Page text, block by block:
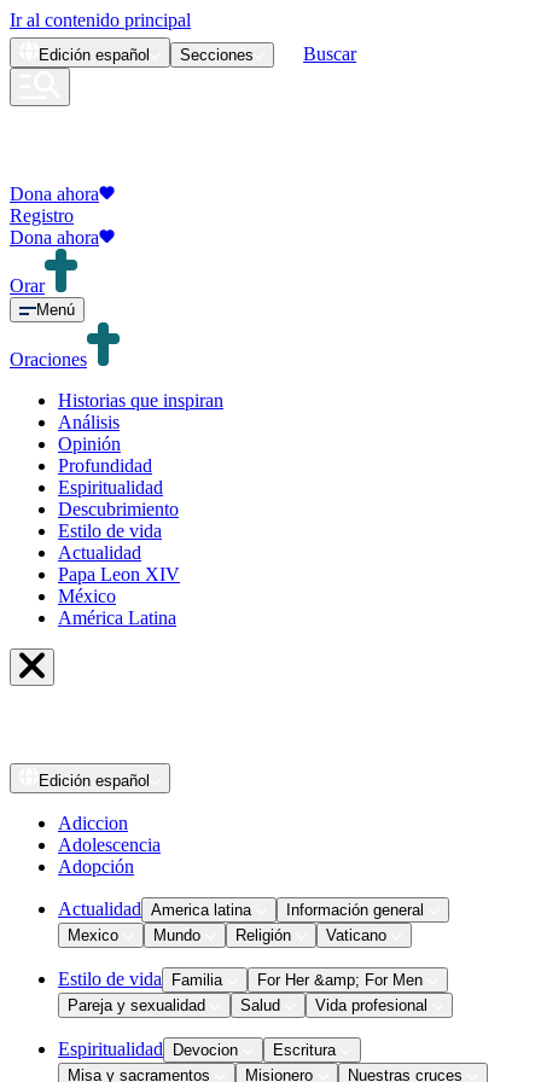
Ir al contenido principal
Edición español Secciones Buscar
Dona ahora
Registro
Dona ahora
Orar
Menú
Oraciones
Historias que inspiran
Análisis
Opinión
Profundidad
Espiritualidad
Descubrimiento
Estilo de vida
Actualidad
Papa Leon XIV
México
América Latina
Edición español
Adiccion
Adolescencia
Adopción
Actualidad America latina
Información general
Mexico
Mundo Religión Vaticano
Estilo de vida Familia
For Her &amp; For Men
Pareja y sexualidad
Salud Vida profesional
Espiritualidad Devocion
Escritura
Misa y sacramentos
Misionero Nuestras cruces